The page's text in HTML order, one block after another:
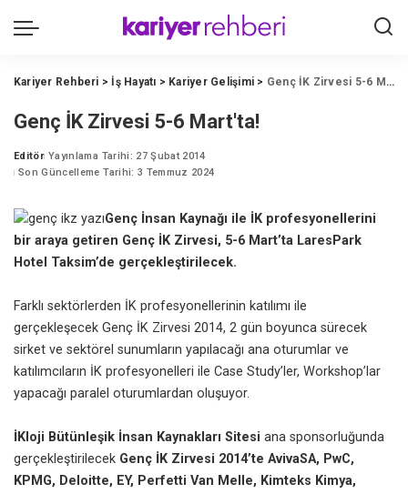
Kariyer Rehberi > İş Hayatı > Kariyer Gelişimi > Genç İK Zirvesi 5-6 Mart'ta!
Genç İK Zirvesi 5-6 Mart'ta!
Posted
by
Editör Yayınlama Tarihi: 27 Şubat 2014
Son Güncelleme Tarihi: 3 Temmuz 2024
Genç İnsan Kaynağı ile İK profesyonellerini
bir araya getiren Genç İK Zirvesi, 5-6 Mart’ta LaresPark
Hotel Taksim’de gerçekleştirilecek.
Farklı sektörlerden İK profesyonellerinin katılımı ile
gerçekleşecek Genç İK Zirvesi 2014, 2 gün boyunca sürecek
sirket ve sektörel sunumların yapılacağı ana oturumlar ve
katılımcıların İK profesyonelleri ile Case Study’ler, Workshop’lar
yapacağı paralel oturumlardan oluşuyor.
İKloji Bütünleşik İnsan Kaynakları Sitesi ana sponsorluğunda
gerçekleştirilecek Genç İK Zirvesi 2014’te AvivaSA, PwC,
KPMG, Deloitte, EY, Perfetti Van Melle, Kimteks Kimya,